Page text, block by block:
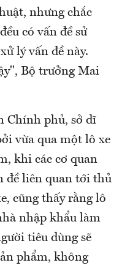
nhưng chắc
có vấn đề sử
lý vấn đề này.
Bộ trưởng Mai
Chính phủ, sở dĩ
vừa qua một lô xe
khi các cơ quan
đề liên quan tới thủ
cũng thấy rằng lô
nhập khẩu làm
tiêu dùng sẽ
phẩm, không